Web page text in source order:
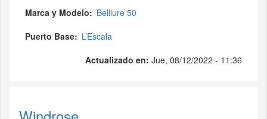
Marca y Modelo
Belliure 50
Puerto Base
L’Escala
Actualizado en: Jue, 08/12/2022 - 11:36